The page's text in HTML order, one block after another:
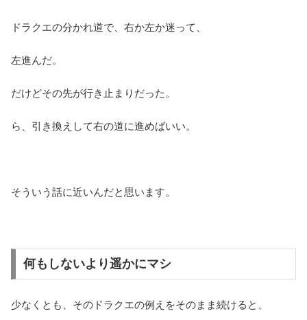
ドラクエの分かれ道で、右か左か迷って、
左進んだ。
だけどその先が行き止まりだった。
ら、引き換えして右の道に進めばいい。
そういう話に近いんだと思います。
何もしないより遥かにマシ
少なくとも、そのドラクエの例えをそのまま続けると、